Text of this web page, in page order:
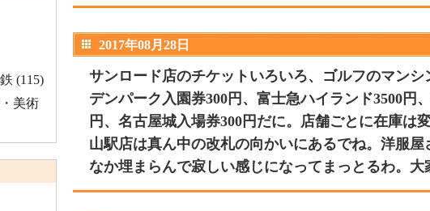
2017年08月28日
サンロード店のチケットいろいろ、ゴルフのマンシ
デンパーク入園券300円、富士急ハイランド3500円
円、名古屋城入場券300円だに。店舗ごとに在庫は
山駅店は真ん中の改札の向かいにあるでね。洋服
なか埋まらんで寂しい感じになってまっとるわ。大
(115)
美術